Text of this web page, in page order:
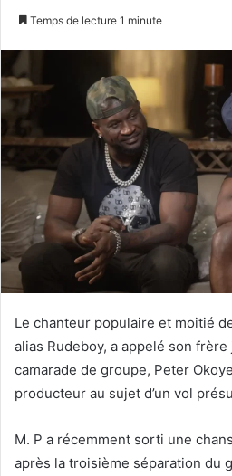
Temps de lecture 1 minute
Le chanteur populaire et moitié
alias Rudeboy, a appelé son
camarade de groupe, Peter
producteur au sujet d’un vol
M. P a récemment sorti une
après la troisième séparation du